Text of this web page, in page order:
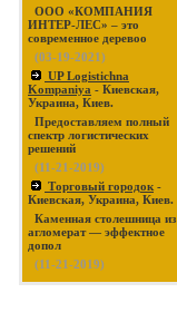
ООО «КОМПАНИЯ
ИНТЕР-ЛЕС» – это
современное деревоо
(03-19-2021)
UP Logistichna
Kompaniya - Киевская,
Украина, Киев.
Предоставляем полный
спектр логистических
решений
(11-21-2019)
Торговый городок -
Киевская, Украина, Киев.
Каменная столешница из
агломерат — эффектное
допол
(11-21-2019)